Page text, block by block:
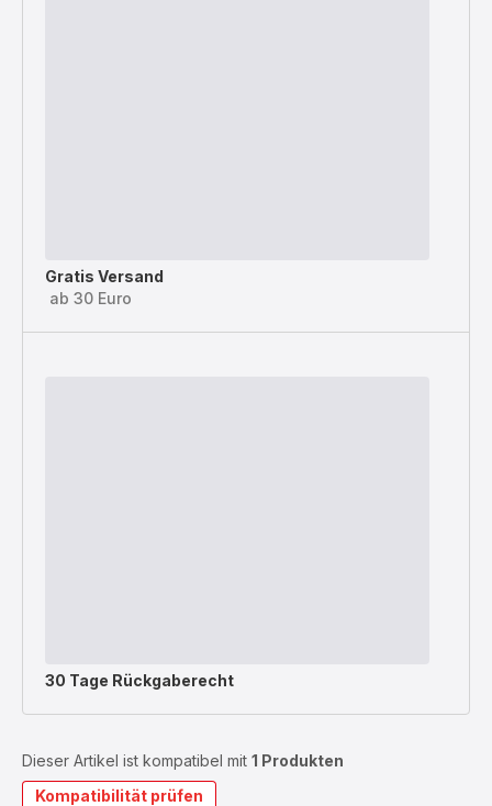
Gratis Versand
ab 30 Euro
30 Tage Rückgaberecht
Dieser Artikel ist kompatibel mit 1 Produkten
Kompatibilität prüfen